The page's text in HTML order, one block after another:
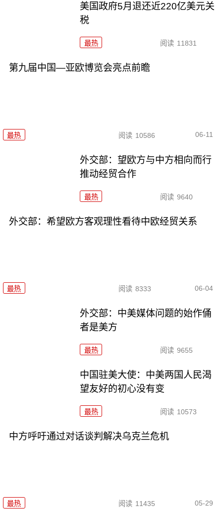
美国政府5月退还近220亿美元关
税
最热 阅读 11831
第九届中国—亚欧博览会亮点前瞻
最热 阅读 10586 06-11
外交部：望欧方与中方相向而行
推动经贸合作
最热 阅读 9640
外交部：希望欧方客观理性看待中欧经贸关系
最热 阅读 8333 06-04
外交部：中美媒体问题的始作俑
者是美方
最热 阅读 9655
中国驻美大使：中美两国人民渴
望友好的初心没有变
最热 阅读 10573
中方呼吁通过对话谈判解决乌克兰危机
最热 阅读 11435 05-29